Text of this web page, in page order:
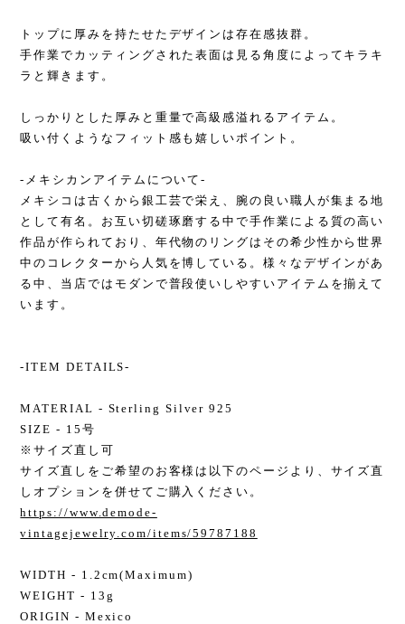
トップに厚みを持たせたデザインは存在感抜群。
手作業でカッティングされた表面は見る角度によってキラキ
ラと輝きます。
しっかりとした厚みと重量で高級感溢れるアイテム。
吸い付くようなフィット感も嬉しいポイント。
-メキシカンアイテムについて-
メキシコは古くから銀工芸で栄え、腕の良い職人が集まる地
として有名。お互い切磋琢磨する中で手作業による質の高い
作品が作られており、年代物のリングはその希少性から世界
中のコレクターから人気を博している。様々なデザインがあ
る中、当店ではモダンで普段使いしやすいアイテムを揃えて
います。
-ITEM DETAILS-
MATERIAL - Sterling Silver 925
SIZE - 15号
※サイズ直し可
サイズ直しをご希望のお客様は以下のページより、サイズ直
しオプションを併せてご購入ください。
https://www.demode-
vintagejewelry.com/items/59787188
WIDTH - 1.2cm(Maximum)
WEIGHT - 13g
ORIGIN - Mexico